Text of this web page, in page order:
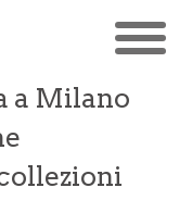
a Milano